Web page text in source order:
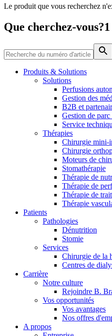
Catalogue de produits
Trouvez le produit que vous
de produits B. Braun avec
Média
Contactez-nous
Pôle d’innovation
Stimulons ensemble
médicale. Apprenez-en plus
présentez votre idée.
En dialogue avec B. Braun.
Le produit que vous recherchez
Que cherchez-vous?1
Produits & Solutions
Solutions
Perfusions
Gestion des
B2B et
Gestion de parc
Service
Thérapies
Chirurgie mini-
Chirurgie
Moteurs de
Stomathérapie
Thérapie de
Thérapie de
Thérapie de
Thérapie
Patients
Pathologies
Dénutrition
Stomie
Services
Chirurgie de la
Centres de
Carrière
Notre culture
Rejoindre B.
Vos opportunités
Vos avantages
Nos offres
A propos